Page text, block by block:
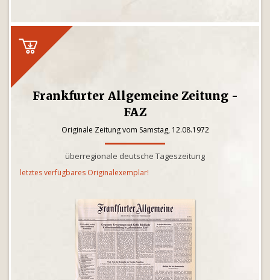
Frankfurter Allgemeine Zeitung -
FAZ
Originale Zeitung vom Samstag, 12.08.1972
überregionale deutsche Tageszeitung
letztes verfügbares Originalexemplar!